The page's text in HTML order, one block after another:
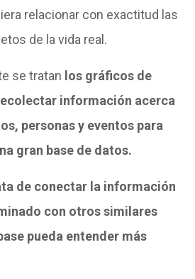
relacionar con exactitud las
de la vida real.
se tratan los gráficos de
información acerca
personas y eventos para
gran base de datos.
de conectar la información
con otros similares
pueda entender más